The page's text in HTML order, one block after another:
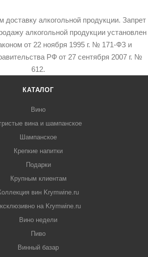
алкогольной продукции. Запрет
алкогольной продукции установлен
от 22 ноября 1995 г. № 171-ФЗ и
РФ от 27 сентября 2007 г. №
612.
КАТАЛОГ
Вино
вина и шампанское
Шампанское
Крепкие напитки
Подарки
Крупным клиентам
вин Krymwine.ru
на Krymwine.ru
Вино недели
Пиво
Винный базар